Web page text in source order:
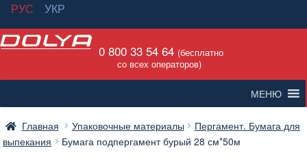
РУС
УКР
Перейти
навигации
Перейти
содержимому
0 800 33 54 64 (бесплатно
со всех операторов)
МЕНЮ
Главная Упаковочные материалы
Пергамент. Бумага для
выпекания
Бумага подпергамент бурый 28 см*50м